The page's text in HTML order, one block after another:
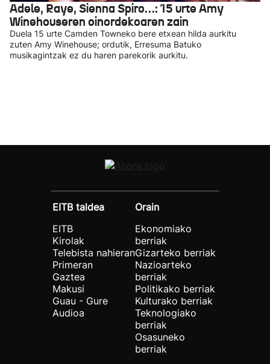
Adele, Raye, Sienna Spiro…: 15 urte Amy
Winehouseren oinordekoaren zain
Duela 15 urte Camden Towneko bere etxean hilda aurkitu
zuten Amy Winehouse; ordutik, Erresuma Batuko
musikagintzak ez du haren parekorik aurkitu.
EITB taldea
EITB
Kirolak
Telebista nahieran
Primeran
Gaztea
Makusi
Guau - Gure
Audioa
Orain
Ekonomiako
berriak
Gizarteko berriak
Nazioarteko
berriak
Politikako berriak
Kulturako berriak
Teknologiako
berriak
Osasuneko
berriak